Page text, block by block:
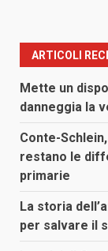
ARTICOLI
Mette un
danneggia la
Conte-
restano le
primarie
La storia
per salvare il